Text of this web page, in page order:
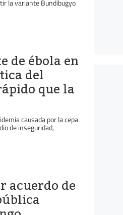
la variante Bundibugyo
de ébola en
del
que la
causada por la cepa
de inseguridad,
acuerdo de